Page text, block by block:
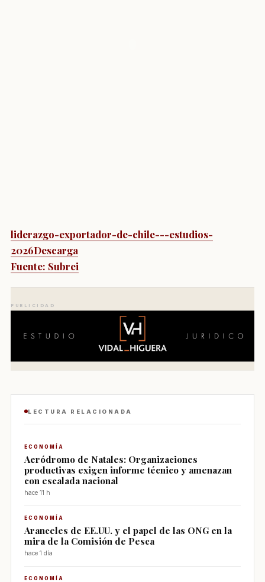
liderazgo-exportador-de-chile---estudios-
2026Descarga
Fuente: Subrei
PUBLICIDAD
LECTURA RELACIONADA
ECONOMÍA
Aeródromo de Natales: Organizaciones
productivas exigen informe técnico y amenazan
con escalada nacional
hace 11 h
ECONOMÍA
Aranceles de EE.UU. y el papel de las ONG en la
mira de la Comisión de Pesca
hace 1 día
ECONOMÍA